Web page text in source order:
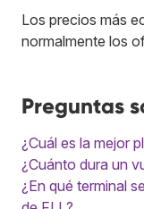
Los precios más
normalmente los
Preguntas
¿Cuál es la mejor
¿Cuánto dura un
¿En qué terminal